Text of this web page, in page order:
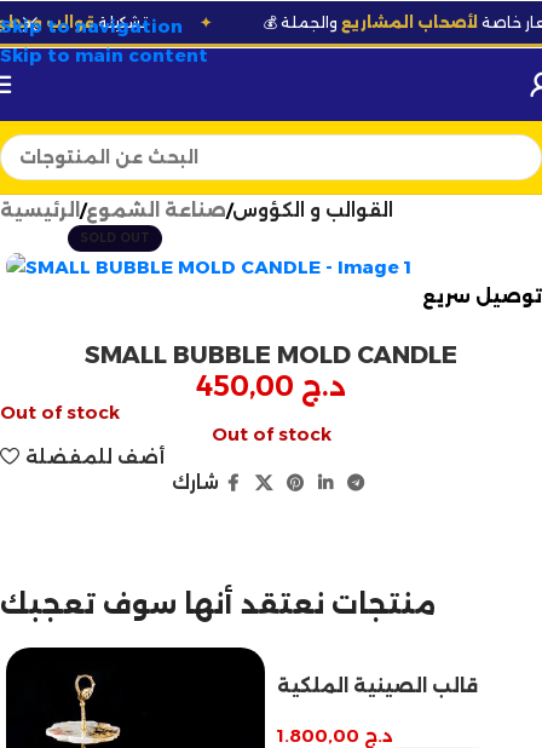
Skip to navigation
Skip to main content
🆕 تشكيلةقوالب وعطور خاصةلأصحاب المشاريعوالجملة
الرئيسية صناعة الشموع القوالب و الكؤوس
SOLD OUT
توصيل سريع
SMALL BUBBLE MOLD CANDLE
د.ج
Out of stock
Out of stock
أضف للمفضلة
شارك
تخفيضات نهاية السنة
منتجات نعتقد أنها سوف تعجبك
قالب الصينية الملكية
د.ج1.800,00